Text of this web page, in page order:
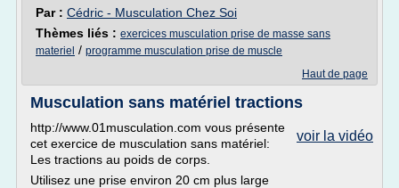
Par : Cédric - Musculation Chez Soi
Thèmes liés : exercices musculation prise de masse sans
materiel / programme musculation prise de muscle
Haut de page
Musculation sans matériel tractions
voir la vidéo
http://www.01musculation.com vous présente
cet exercice de musculation sans matériel:
Les tractions au poids de corps.
Utilisez une prise environ 20 cm plus large